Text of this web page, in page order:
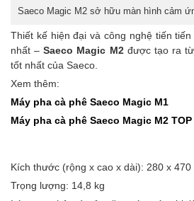
Saeco Magic M2 sở hữu màn hình cảm
Thiết kế hiện đại và công nghệ tiến
nhất –Saeco Magic M2được tạo ra
tốt nhất của Saeco.
Xem thêm:
Máy pha cà phê Saeco Magic M1
Máy pha cà phê Saeco Magic M2 TOP
Kích thước (rộng x cao x dài): 280 x 470
Trọng lượng: 14,8 kg